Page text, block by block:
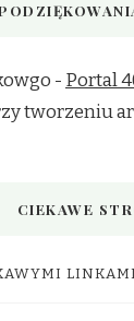
- Portal
tworzeniu
CIEKAWE